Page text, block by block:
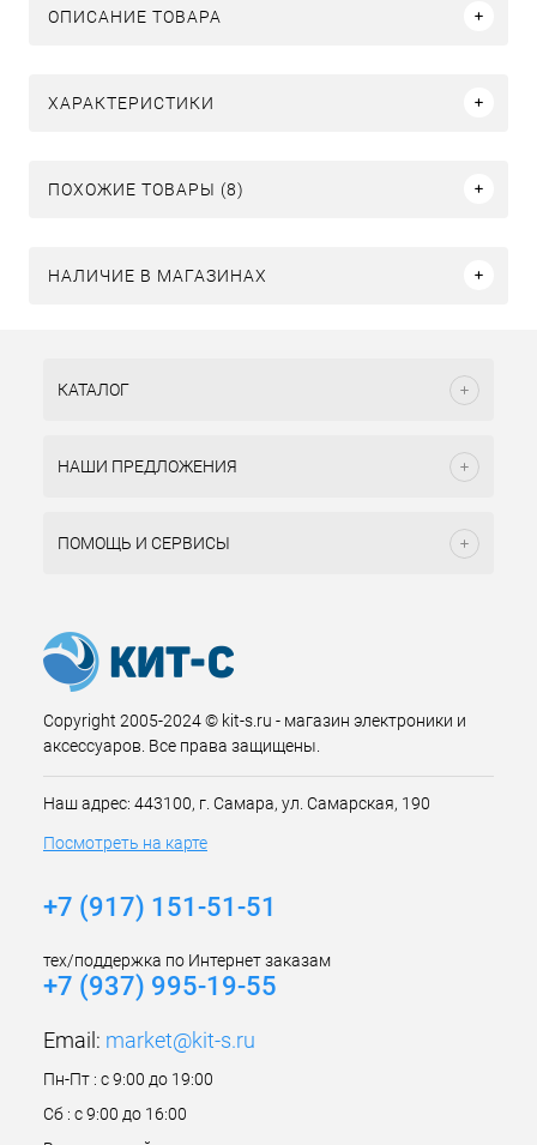
ОПИСАНИЕ ТОВАРА
ХАРАКТЕРИСТИКИ
ПОХОЖИЕ ТОВАРЫ (8)
НАЛИЧИЕ В МАГАЗИНАХ
КАТАЛОГ
НАШИ ПРЕДЛОЖЕНИЯ
ПОМОЩЬ И СЕРВИСЫ
Copyright 2005-2024 © kit-s.ru - магазин электроники и
аксессуаров. Все права защищены.
Наш адрес: 443100, г. Самара, ул. Самарская, 190
Посмотреть на карте
+7 (917) 151-51-51
тех/поддержка по Интернет заказам
+7 (937) 995-19-55
Email: market@kit-s.ru
Пн-Пт : с 9:00 до 19:00
Сб : с 9:00 до 16:00